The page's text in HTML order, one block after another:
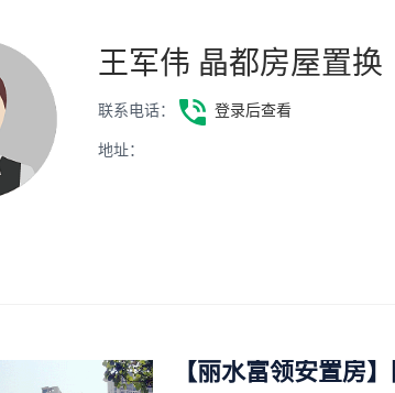
王军伟 晶都房屋置换
联系电话： 登录后查看
地址：